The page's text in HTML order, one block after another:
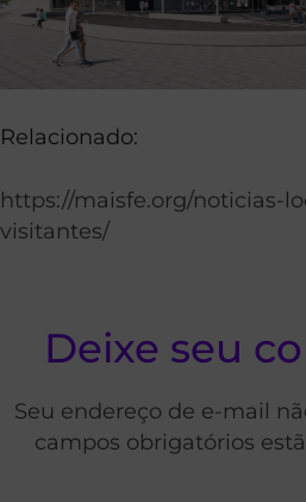
Relacionado:
https://maisfe.org/noticias-
visitantes/
Deixe seu
Seu endereço de e-mail
campos obrigatórios